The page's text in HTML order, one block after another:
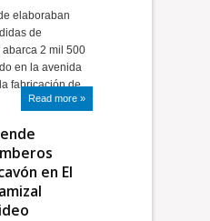
elaboraban
de
2 mil 500
en la avenida
fabricación de…
Read more »
en El